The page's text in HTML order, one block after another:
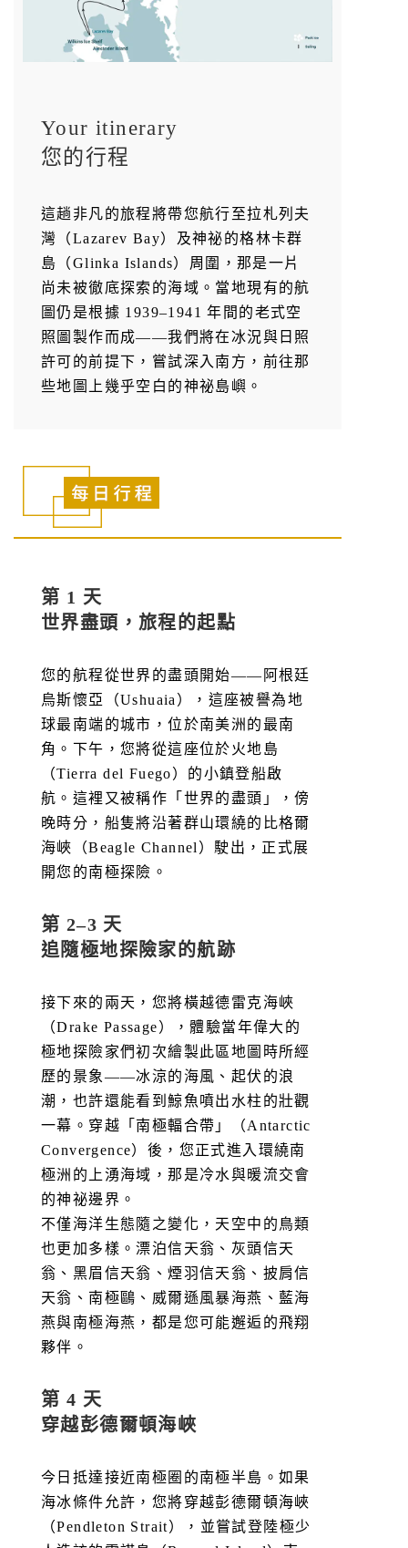
Your itinerary
您的行程
這趟非凡的旅程將帶您航行至拉札列夫
灣（Lazarev Bay）及神祕的格林卡群
島（Glinka Islands）周圍，那是一片
尚未被徹底探索的海域。當地現有的航
圖仍是根據 1939–1941 年間的老式空
照圖製作而成——我們將在冰況與日照
許可的前提下，嘗試深入南方，前往那
些地圖上幾乎空白的神祕島嶼。
第 1 天
世界盡頭，旅程的起點
您的航程從世界的盡頭開始——阿根廷
烏斯懷亞（Ushuaia），這座被譽為地
球最南端的城市，位於南美洲的最南
角。下午，您將從這座位於火地島
（Tierra del Fuego）的小鎮登船啟
航。這裡又被稱作「世界的盡頭」，傍
晚時分，船隻將沿著群山環繞的比格爾
海峽（Beagle Channel）駛出，正式展
開您的南極探險。
第 2–3 天
追隨極地探險家的航跡
接下來的兩天，您將橫越德雷克海峽
（Drake Passage），體驗當年偉大的
極地探險家們初次繪製此區地圖時所經
歷的景象——冰涼的海風、起伏的浪
潮，也許還能看到鯨魚噴出水柱的壯觀
一幕。穿越「南極輻合帶」（Antarctic
Convergence）後，您正式進入環繞南
極洲的上湧海域，那是冷水與暖流交會
的神祕邊界。
不僅海洋生態隨之變化，天空中的鳥類
也更加多樣。漂泊信天翁、灰頭信天
翁、黑眉信天翁、煙羽信天翁、披肩信
天翁、南極鷗、威爾遜風暴海燕、藍海
燕與南極海燕，都是您可能邂逅的飛翔
夥伴。
第 4 天
穿越彭德爾頓海峽
今日抵達接近南極圈的南極半島。如果
海冰條件允許，您將穿越彭德爾頓海峽
（Pendleton Strait），並嘗試登陸極少